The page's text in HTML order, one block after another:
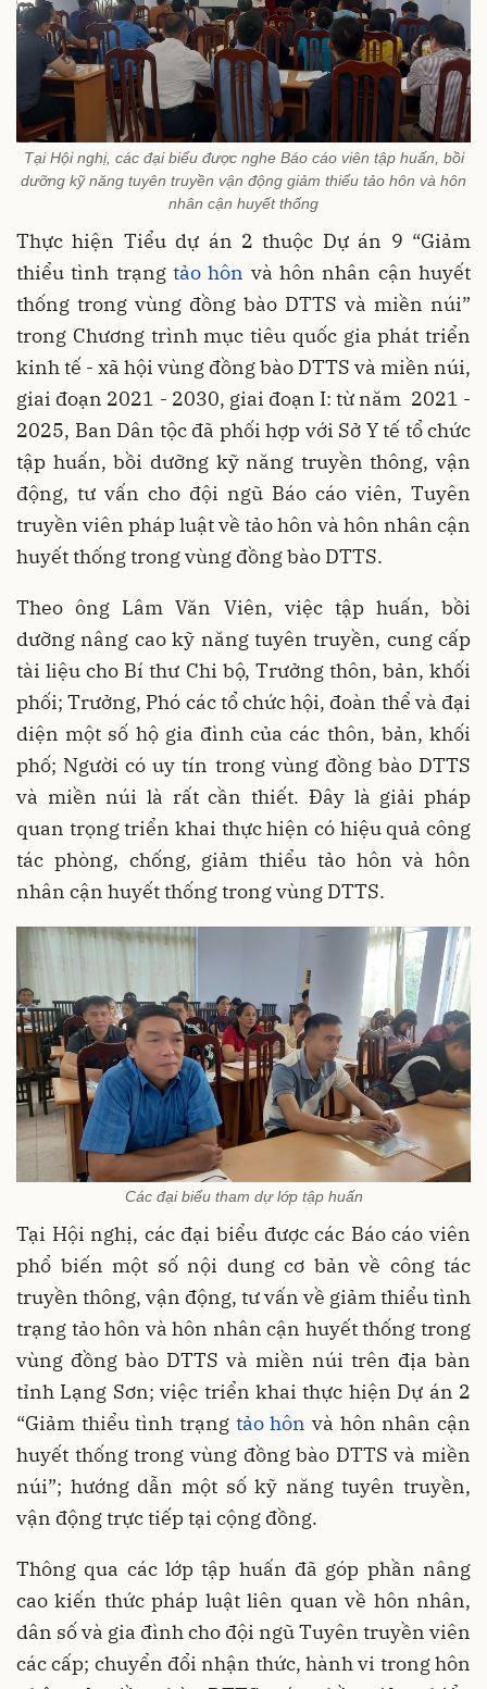
Tại Hội nghị, các đại biểu được nghe Báo cáo viên tập huấn, bồi
dưỡng kỹ năng tuyên truyền vận động giảm thiểu tảo hôn và hôn
nhân cận huyết thống
Thực hiện Tiểu dự án 2 thuộc Dự án 9 “Giảm
thiểu tình trạng tảo hôn và hôn nhân cận huyết
thống trong vùng đồng bào DTTS và miền núi”
trong Chương trình mục tiêu quốc gia phát triển
kinh tế - xã hội vùng đồng bào DTTS và miền núi,
giai đoạn 2021 - 2030, giai đoạn I: từ năm 2021 -
2025, Ban Dân tộc đã phối hợp với Sở Y tế tổ chức
tập huấn, bồi dưỡng kỹ năng truyền thông, vận
động, tư vấn cho đội ngũ Báo cáo viên, Tuyên
truyền viên pháp luật về tảo hôn và hôn nhân cận
huyết thống trong vùng đồng bào DTTS.
Theo ông Lâm Văn Viên, việc tập huấn, bồi
dưỡng nâng cao kỹ năng tuyên truyền, cung cấp
tài liệu cho Bí thư Chi bộ, Trưởng thôn, bản, khối
phối; Trưởng, Phó các tổ chức hội, đoàn thể và đại
diện một số hộ gia đình của các thôn, bản, khối
phố; Người có uy tín trong vùng đồng bào DTTS
và miền núi là rất cần thiết. Đây là giải pháp
quan trọng triển khai thực hiện có hiệu quả công
tác phòng, chống, giảm thiểu tảo hôn và hôn
nhân cận huyết thống trong vùng DTTS.
Các đại biểu tham dự lớp tập huấn
Tại Hội nghị, các đại biểu được các Báo cáo viên
phổ biến một số nội dung cơ bản về công tác
truyền thông, vận động, tư vấn về giảm thiểu tình
trạng tảo hôn và hôn nhân cận huyết thống trong
vùng đồng bào DTTS và miền núi trên địa bàn
tỉnh Lạng Sơn; việc triển khai thực hiện Dự án 2
“Giảm thiểu tình trạng tảo hôn và hôn nhân cận
huyết thống trong vùng đồng bào DTTS và miền
núi”; hướng dẫn một số kỹ năng tuyên truyền,
vận động trực tiếp tại cộng đồng.
Thông qua các lớp tập huấn đã góp phần nâng
cao kiến thức pháp luật liên quan về hôn nhân,
dân số và gia đình cho đội ngũ Tuyên truyền viên
các cấp; chuyển đổi nhận thức, hành vi trong hôn